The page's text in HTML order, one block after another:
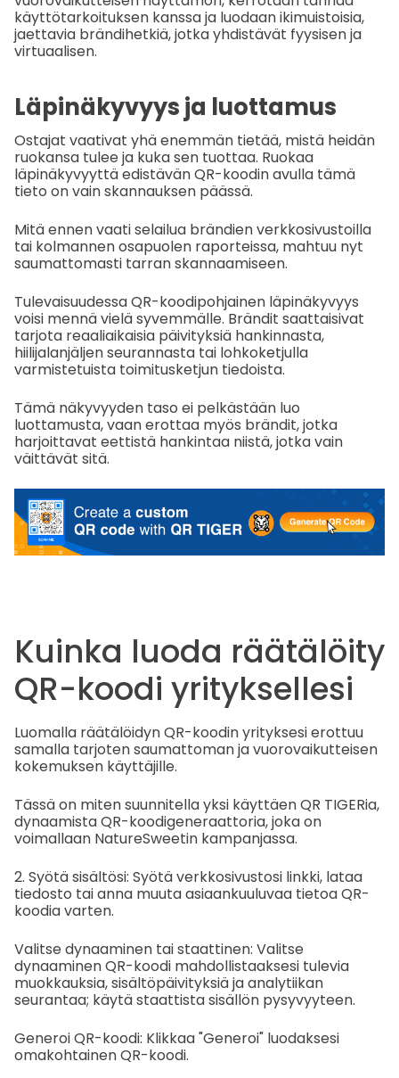
käyttötarkoituksen kanssa ja luodaan ikimuistoisia,
jaettavia brändihetkiä, jotka yhdistävät fyysisen ja
virtuaalisen.
Läpinäkyvyys ja luottamus
Ostajat vaativat yhä enemmän tietää, mistä heidän
ruokansa tulee ja kuka sen tuottaa. Ruokaa
läpinäkyvyyttä edistävän QR-koodin avulla tämä
tieto on vain skannauksen päässä.
Mitä ennen vaati selailua brändien verkkosivustoilla
tai kolmannen osapuolen raporteissa, mahtuu nyt
saumattomasti tarran skannaamiseen.
Tulevaisuudessa QR-koodipohjainen läpinäkyvyys
voisi mennä vielä syvemmälle. Brändit saattaisivat
tarjota reaaliaikaisia päivityksiä hankinnasta,
hiilijalanjäljen seurannasta tai lohkoketjulla
varmistetuista toimitusketjun tiedoista.
Tämä näkyvyyden taso ei pelkästään luo
luottamusta, vaan erottaa myös brändit, jotka
harjoittavat eettistä hankintaa niistä, jotka vain
väittävät sitä.
Kuinka luoda räätälöity
QR-koodi yrityksellesi
Luomalla räätälöidyn QR-koodin yrityksesi erottuu
samalla tarjoten saumattoman ja vuorovaikutteisen
kokemuksen käyttäjille.
Tässä on miten suunnitella yksi käyttäen QR TIGERia,
dynaamista QR-koodigeneraattoria, joka on
voimallaan NatureSweetin kampanjassa.
2. Syötä sisältösi: Syötä verkkosivustosi linkki, lataa
tiedosto tai anna muuta asiaankuuluvaa tietoa QR-
koodia varten.
Valitse dynaaminen tai staattinen: Valitse
dynaaminen QR-koodi mahdollistaaksesi tulevia
muokkauksia, sisältöpäivityksiä ja analytiikan
seurantaa; käytä staattista sisällön pysyvyyteen.
Generoi QR-koodi: Klikkaa "Generoi" luodaksesi
omakohtainen QR-koodi.